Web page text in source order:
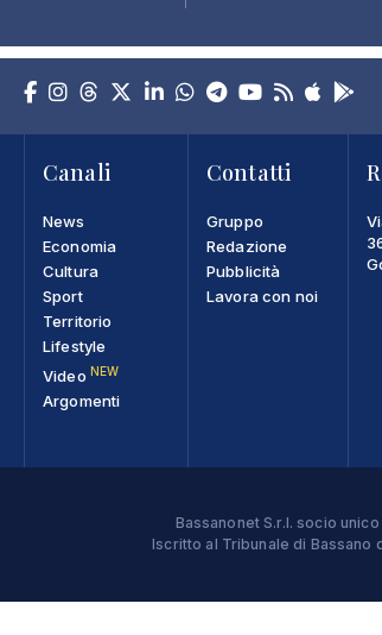
Canali
News
Economia
Cultura
Sport
Territorio
Lifestyle
Video NEW
Argomenti
Contatti
Gruppo
Redazione
Pubblicità
Lavora con noi
Bassanonet S.r.l. socio
Iscritto al Tribunale di